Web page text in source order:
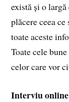
există și o
plăcere ceea
toate aceste
Toate cele
celor care vor
Interviu